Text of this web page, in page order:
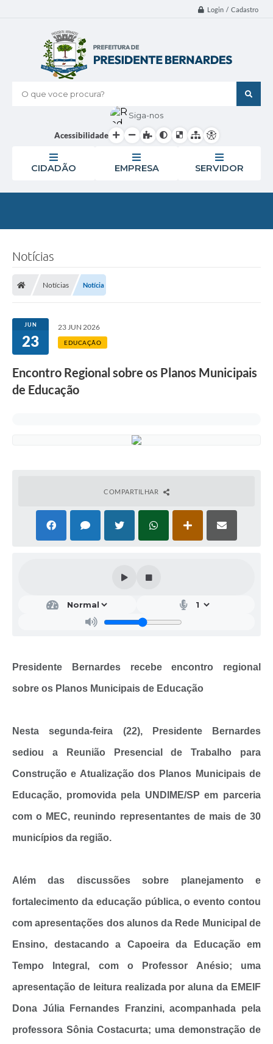
Login / Cadastro
O que voce procura?
Siga-nos
Acessibilidade
CIDADÃO EMPRESA SERVIDOR
Notícias
Notícias Notícia
JUN
23
23 JUN 2026
EDUCAÇÃO
Encontro Regional sobre os Planos Municipais
de Educação
COMPARTILHAR
Presidente Bernardes recebe encontro regional
sobre os Planos Municipais de Educação
Nesta segunda-feira (22), Presidente Bernardes
sediou a Reunião Presencial de Trabalho para
Construção e Atualização dos Planos Municipais de
Educação, promovida pela UNDIME/SP em parceria
com o MEC, reunindo representantes de mais de 30
municípios da região.
Além das discussões sobre planejamento e
fortalecimento da educação pública, o evento contou
com apresentações dos alunos da Rede Municipal de
Ensino, destacando a Capoeira da Educação em
Tempo Integral, com o Professor Anésio; uma
apresentação de leitura realizada por aluna da EMEIF
Dona Júlia Fernandes Franzini, acompanhada pela
professora Sônia Costacurta; uma demonstração de